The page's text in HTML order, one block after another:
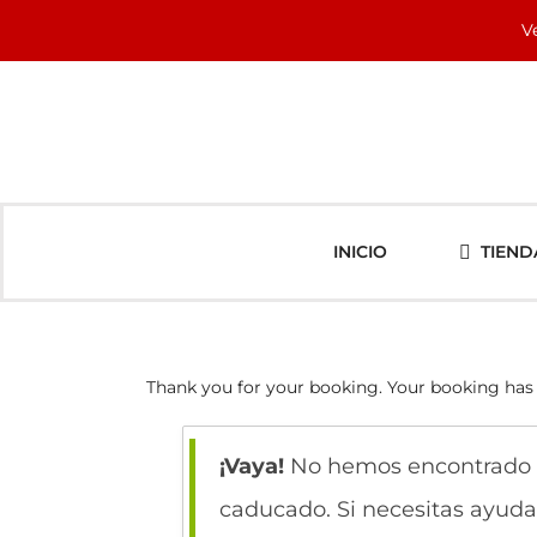
contenido
INICIO
Thank you for your booking. Your booking
¡Vaya! No hemos
caducado. Si necesitas